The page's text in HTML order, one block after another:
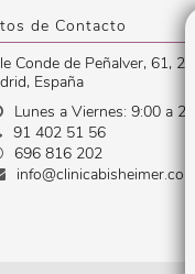
de Contacto
Conde de Peñalver, 61,
, España
Lunes a Viernes: 9:00 a
91 402 51 56
696 816 202
info@clinicabisheimer.com